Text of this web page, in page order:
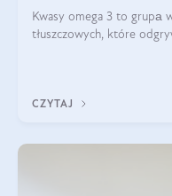
Kwasy omega 3 to grupа
tłuszczowych, które
CZYTAJ